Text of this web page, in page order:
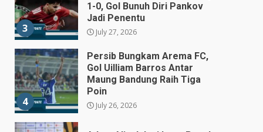
3
1-0, Gol Bunuh Diri Pankov
Jadi Penentu
July 27, 2026
4
Persib Bungkam Arema FC,
Gol Uilliam Barros Antar
Maung Bandung Raih Tiga
Poin
July 26, 2026